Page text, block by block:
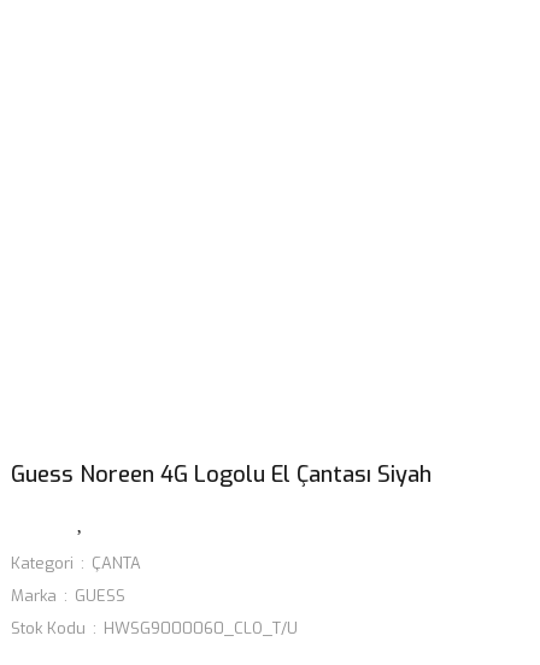
Guess Noreen 4G Logolu El Çantası Siyah
Kategori
ÇANTA
Marka
GUESS
Stok Kodu
HWSG9000060_CLO_T/U